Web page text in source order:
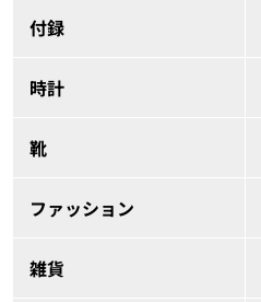
付録
時計
靴
ファッション
雑貨